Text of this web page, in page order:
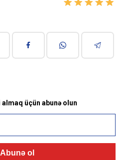
üçün abunə olun
Abunə ol